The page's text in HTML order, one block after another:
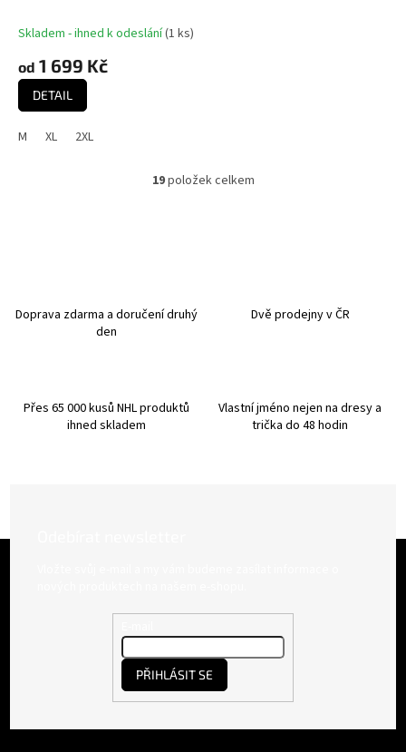
Current Logo
Skladem - ihned k odeslání(1 ks)
od 1 699 Kč
DETAIL
M XL 2XL
O
19položek celkem
Doprava zdarma a doručení druhý
den
Dvě prodejny v ČR
Přes 65 000 kusů NHL produktů
ihned skladem
Vlastní jméno nejen na dresy a
trička do 48 hodin
PŘIHLÁSIT SE